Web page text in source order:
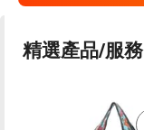
精選產品/服務